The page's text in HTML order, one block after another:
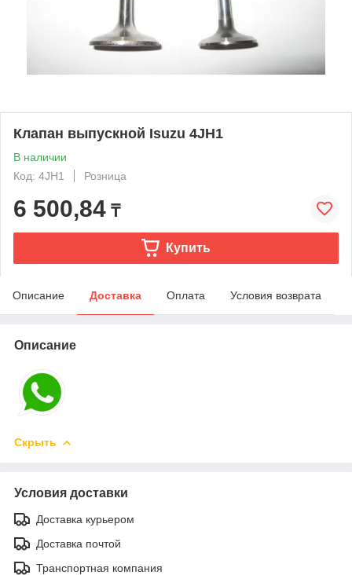
Клапан выпускной Isuzu 4JH1
В наличии
Код: 4JH1
Розница
6 500,84 ₸
Купить
Описание Доставка Оплата Условия возврата
Описание
Скрыть
Условия доставки
Доставка курьером
Доставка почтой
Транспортная компания